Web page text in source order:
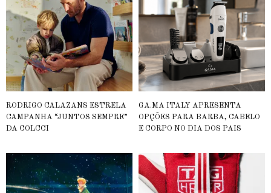
RODRIGO CALAZANS ESTRELA
CAMPANHA “JUNTOS SEMPRE”
DA COLCCI
GA.MA ITALY APRESENTA
OPÇÕES PARA BARBA, CABELO
E CORPO NO DIA DOS PAIS